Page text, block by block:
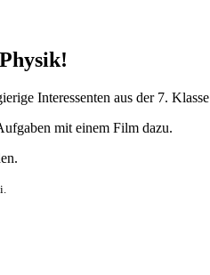
Physik!
Interessenten aus der 7. Klasse
mit einem Film dazu.